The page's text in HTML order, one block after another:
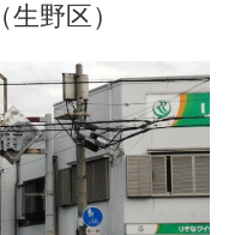
（生野区）